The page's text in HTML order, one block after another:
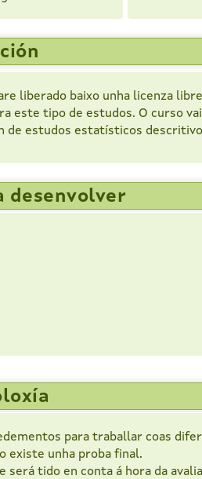
liberado baixo unha licenza
este tipo de estudos. O curso
de estudos estatísticos
desenvolver
para traballar coas
existe unha proba final.
tido en conta á hora da